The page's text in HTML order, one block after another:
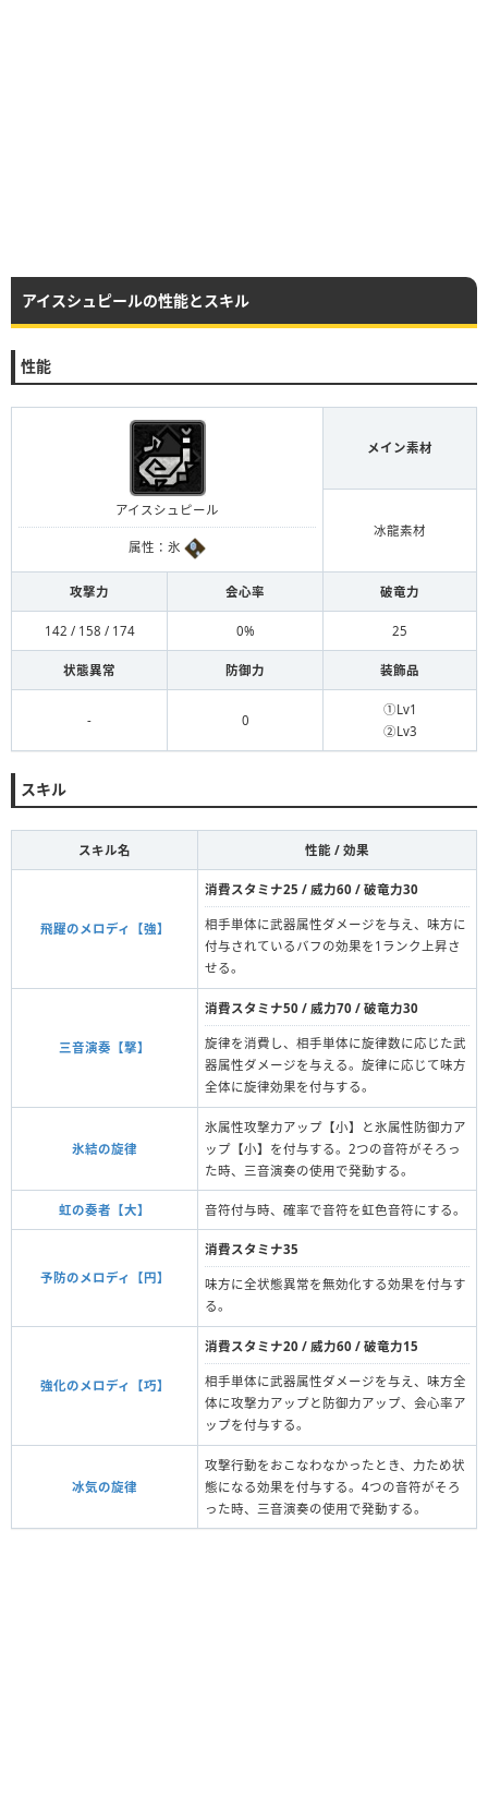
アイスシュピールの性能とスキル
性能
アイスシュピール
属性：氷
メイン素材
冰龍素材
攻撃力 会心率 破竜力
142 / 158 / 174 0% 25
状態異常 防御力 装飾品
- 0
①Lv1
②Lv3
スキル
スキル名 性能 / 効果
飛躍のメロディ【強】
消費スタミナ25 / 威力60 / 破竜力30
相手単体に武器属性ダメージを与え、味方に
付与されているバフの効果を1ランク上昇さ
せる。
三音演奏【撃】
消費スタミナ50 / 威力70 / 破竜力30
旋律を消費し、相手単体に旋律数に応じた武
器属性ダメージを与える。旋律に応じて味方
全体に旋律効果を付与する。
氷結の旋律
氷属性攻撃力アップ【小】と氷属性防御力ア
ップ【小】を付与する。2つの音符がそろっ
た時、三音演奏の使用で発動する。
虹の奏者【大】 音符付与時、確率で音符を虹色音符にする。
予防のメロディ【円】
消費スタミナ35
味方に全状態異常を無効化する効果を付与す
る。
強化のメロディ【巧】
消費スタミナ20 / 威力60 / 破竜力15
相手単体に武器属性ダメージを与え、味方全
体に攻撃力アップと防御力アップ、会心率ア
ップを付与する。
冰気の旋律
攻撃行動をおこなわなかったとき、力ため状
態になる効果を付与する。4つの音符がそろ
った時、三音演奏の使用で発動する。